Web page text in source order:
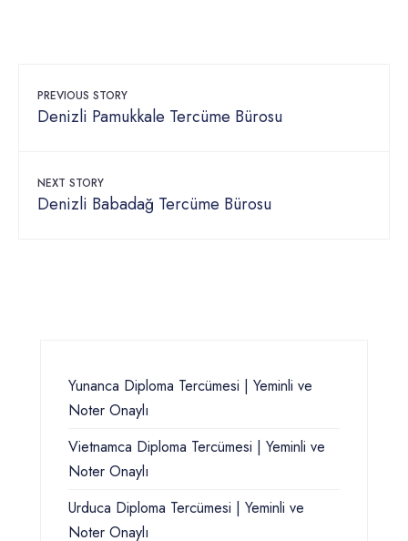
PREVIOUS STORY
Denizli Pamukkale Tercüme Bürosu
NEXT STORY
Denizli Babadağ Tercüme Bürosu
Yunanca Diploma Tercümesi | Yeminli ve
Noter Onaylı
Vietnamca Diploma Tercümesi | Yeminli ve
Noter Onaylı
Urduca Diploma Tercümesi | Yeminli ve
Noter Onaylı